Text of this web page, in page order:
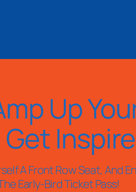
Up
A Front Row Seat, And
Early-Bird Ticket Pass!